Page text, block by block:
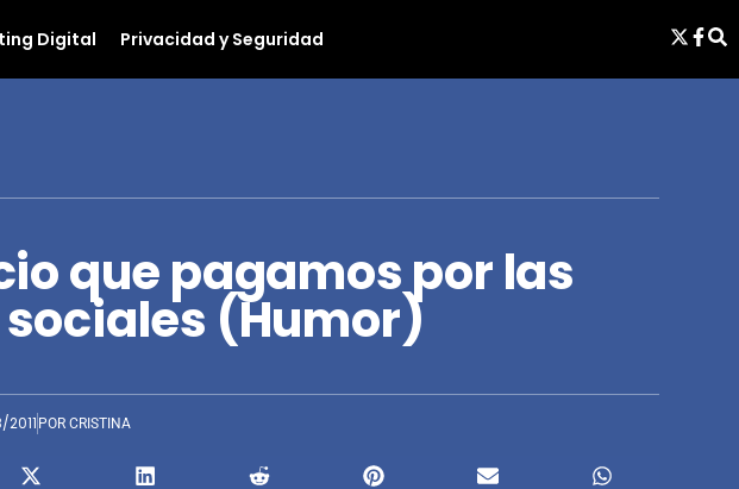
Digital Privacidad y Seguridad
que pagamos por las
(Humor)
POR CRISTINA